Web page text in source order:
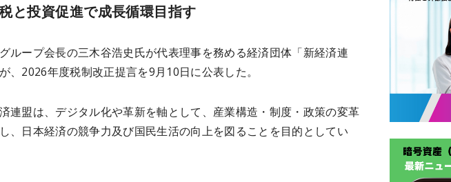
と投資促進で成長循環目指す
ループ会長の三木谷浩史氏が代表理事を務める経済団体「新経済連
、2026年度税制改正提言を9月10日に公表した。
連盟は、デジタル化や革新を軸として、産業構造・制度・政策の変革
、日本経済の競争力及び国民生活の向上を図ることを目的としてい